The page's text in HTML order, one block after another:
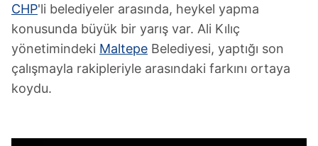
CHP'li belediyeler arasında, heykel yapma
konusunda büyük bir yarış var. Ali Kılıç
yönetimindeki Maltepe Belediyesi, yaptığı son
çalışmayla rakipleriyle arasındaki farkını ortaya
koydu.